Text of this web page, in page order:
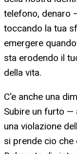
telefono, denaro
toccando la tua
emergere
sta erodendo il
della vita.
C'e anche una
Subire un furto —
una violazione
si prende cio